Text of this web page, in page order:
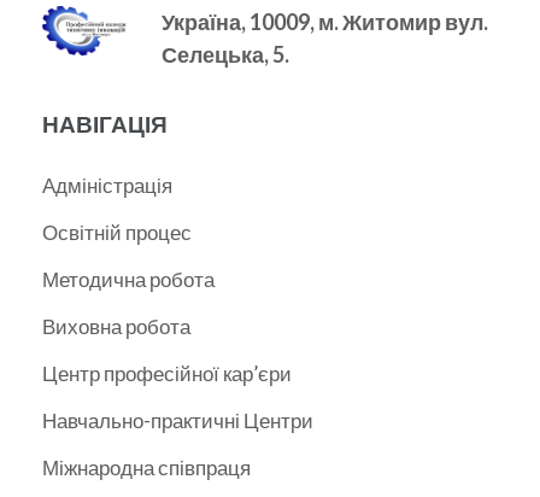
Україна, 10009, м.Житомир вул.
Селецька, 5.
НАВІГАЦІЯ
Адміністрація
Освітній процес
Методична робота
Виховна робота
Центр професійної кар’єри
Навчально-практичні Центри
Міжнародна співпраця